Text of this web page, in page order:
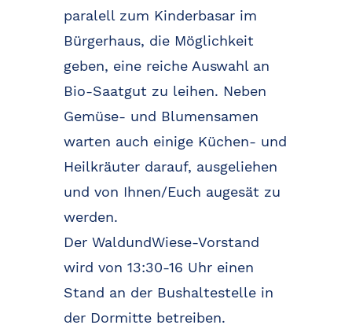
paralell zum Kinderbasar im
Bürgerhaus, die Möglichkeit
geben, eine reiche Auswahl an
Bio-Saatgut zu leihen. Neben
Gemüse- und Blumensamen
warten auch einige Küchen- und
Heilkräuter darauf, ausgeliehen
und von Ihnen/Euch augesät zu
werden.
Der WaldundWiese-Vorstand
wird von 13:30-16 Uhr einen
Stand an der Bushaltestelle in
der Dormitte betreiben.